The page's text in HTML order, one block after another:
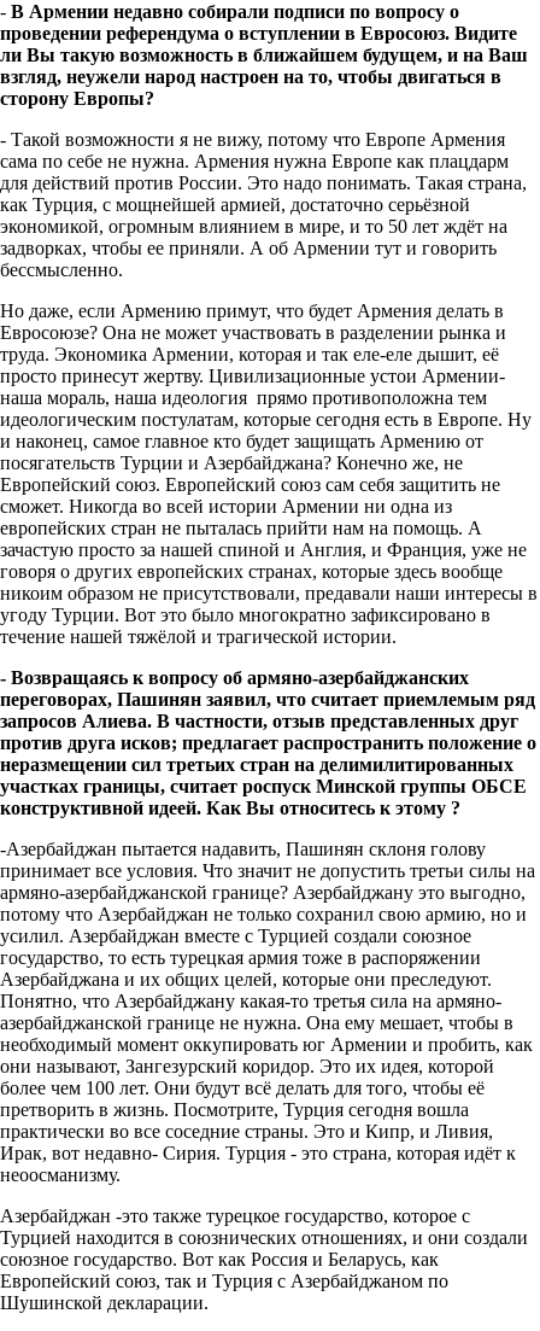
- В Армении недавно собирали подписи по вопросу о
проведении референдума о вступлении в Евросоюз. Видите
ли Вы такую возможность в ближайшем будущем, и на Ваш
взгляд, неужели народ настроен на то, чтобы двигаться в
сторону Европы?
- Такой возможности я не вижу, потому что Европе Армения
сама по себе не нужна. Армения нужна Европе как плацдарм
для действий против России. Это надо понимать. Такая страна,
как Турция, с мощнейшей армией, достаточно серьёзной
экономикой, огромным влиянием в мире, и то 50 лет ждёт на
задворках, чтобы ее приняли. А об Армении тут и говорить
бессмысленно.
Но даже, если Армению примут, что будет Армения делать в
Евросоюзе? Она не может участвовать в разделении рынка и
труда. Экономика Армении, которая и так еле-еле дышит, её
просто принесут жертву. Цивилизационные устои Армении-
наша мораль, наша идеология прямо противоположна тем
идеологическим постулатам, которые сегодня есть в Европе. Ну
и наконец, самое главное кто будет защищать Армению от
посягательств Турции и Азербайджана? Конечно же, не
Европейский союз. Европейский союз сам себя защитить не
сможет. Никогда во всей истории Армении ни одна из
европейских стран не пыталась прийти нам на помощь. А
зачастую просто за нашей спиной и Англия, и Франция, уже не
говоря о других европейских странах, которые здесь вообще
никоим образом не присутствовали, предавали наши интересы в
угоду Турции. Вот это было многократно зафиксировано в
течение нашей тяжёлой и трагической истории.
- Возвращаясь к вопросу об армяно-азербайджанских
переговорах, Пашинян заявил, что считает приемлемым ряд
запросов Алиева. В частности, отзыв представленных друг
против друга исков; предлагает распространить положение о
неразмещении сил третьих стран на делимилитированных
участках границы, считает роспуск Минской группы ОБСЕ
конструктивной идеей. Как Вы относитесь к этому ?
-Азербайджан пытается надавить, Пашинян склоня голову
принимает все условия. Что значит не допустить третьи силы на
армяно-азербайджанской границе? Азербайджану это выгодно,
потому что Азербайджан не только сохранил свою армию, но и
усилил. Азербайджан вместе с Турцией создали союзное
государство, то есть турецкая армия тоже в распоряжении
Азербайджана и их общих целей, которые они преследуют.
Понятно, что Азербайджану какая-то третья сила на армяно-
азербайджанской границе не нужна. Она ему мешает, чтобы в
необходимый момент оккупировать юг Армении и пробить, как
они называют, Зангезурский коридор. Это их идея, которой
более чем 100 лет. Они будут всё делать для того, чтобы её
претворить в жизнь. Посмотрите, Турция сегодня вошла
практически во все соседние страны. Это и Кипр, и Ливия,
Ирак, вот недавно- Сирия. Турция - это страна, которая идёт к
неоосманизму.
Азербайджан -это также турецкое государство, которое с
Турцией находится в союзнических отношениях, и они создали
союзное государство. Вот как Россия и Беларусь, как
Европейский союз, так и Турция с Азербайджаном по
Шушинской декларации.